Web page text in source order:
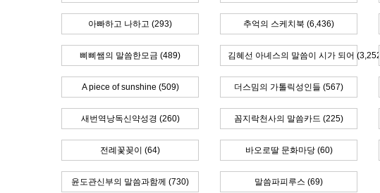
아빠하고 나하고 (293) 추억의 스케치북 (6,436)
삐삐쌤의 말씀한모금 (489) 김혜선 아녜스의 말씀이 시가 되어 (3,252)
A piece of sunshine (509) 더스밈의 가톨릭성인들 (567)
새번역낭독신약성경 (260) 꼼지락천사의 말씀카드 (225)
전례꽃꽂이 (64) 바오로딸 문화마당 (60)
윤도관신부의 말씀과함께 (730) 말씀파피루스 (69)